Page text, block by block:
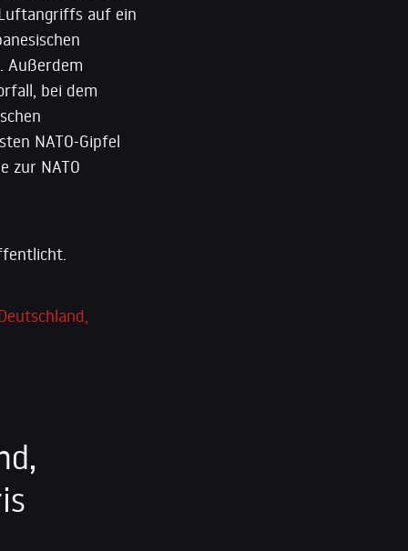
auf ein
Außerdem
bei dem
NATO-Gipfel
zur NATO